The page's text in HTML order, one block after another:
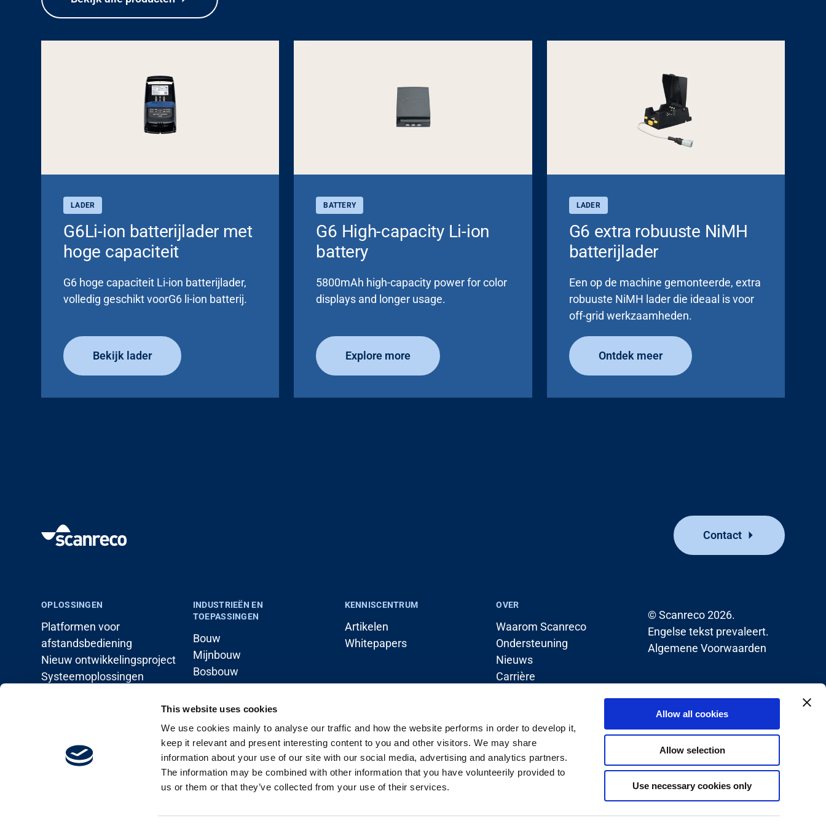
This website uses cookies
We use cookies mainly to analyse our traffic and how the website performs in order to develop it,
keep it relevant and present interesting content to you and other visitors. We may share
information about your use of our site with our social media, advertising and analytics partners.
The information may be combined with other information that you have volunteerily provided to
us or them or that they’ve collected from your use of their services.
Allow all cookies
Allow selection
Use necessary cookies only
LADER
G6Li-ion batterijlader met
hoge capaciteit
G6 hoge capaciteit Li-ion batterijlader,
volledig geschikt voorG6 li-ion batterij.
Bekijk lader
BATTERY
G6 High-capacity Li-ion
battery
5800mAh high-capacity power for color
displays and longer usage.
Explore more
LADER
G6 extra robuuste NiMH
batterijlader
Een op de machine gemonteerde, extra
robuuste NiMH lader die ideaal is voor
off-grid werkzaamheden.
Ontdek meer
Contact
OPLOSSINGEN
Platformen voor
afstandsbediening
Nieuw ontwikkelingsproject
Systeemoplossingen
INDUSTRIEËN EN
TOEPASSINGEN
Bouw
Mijnbouw
Bosbouw
Landbouw
Utiliteitssector
KENNISCENTRUM
Artikelen
Whitepapers
OVER
Waarom Scanreco
Ondersteuning
Nieuws
Carrière
© Scanreco 2026.
Engelse tekst prevaleert.
Algemene Voorwaarden
Naar boven